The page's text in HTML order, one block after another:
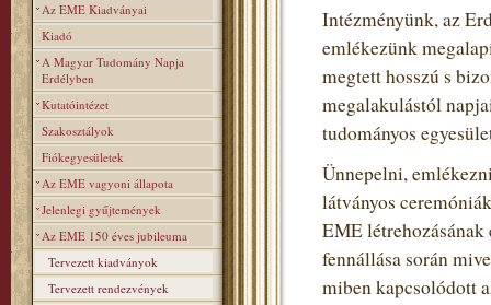
Az EME Kiadványai
Kiadó
A Magyar Tudomány Napja
Erdélyben
Kutatóintézet
Szakosztályok
Fiókegyesületek
Az EME vagyoni állapota
Jelenlegi gyűjtemények
Az EME 150 éves jubileuma
Tervezett kiadványok
Tervezett rendezvények
Intézményünk, az
emlékezünk
megtett hosszú s
megalakulástól
tudományos
Ünnepelni,
látványos
EME
fennállása során
miben kapcsolódott